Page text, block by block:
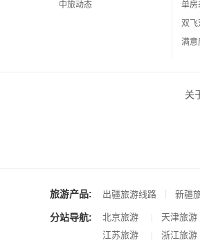
中旅动态
单房
双飞
满意
关
旅游产品: 出疆旅游线路 新疆
分站导航: 北京旅游 天津旅游
江苏旅游 浙江旅游